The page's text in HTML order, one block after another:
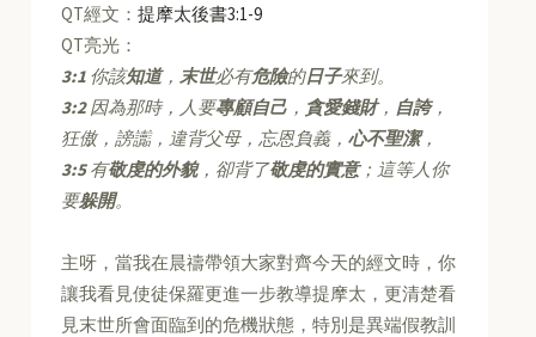
QT經文：提摩太後書3:1-9
QT亮光：
3:1 你該知道， 末世必有危險的日子來到。
3:2因為那時，人要專顧自己 ， 貪愛錢財， 自誇，
狂傲，謗讟，違背父母，忘恩負義，心不聖潔，
3:5有敬虔的外貌，卻背了敬虔的實意；這等人你
要躲開。
主呀，當我在晨禱帶領大家對齊今天的經文時，你
讓我看見使徒保羅更進一步教導提摩太，更清楚看
見末世所會面臨到的危機狀態，特別是異端假教訓